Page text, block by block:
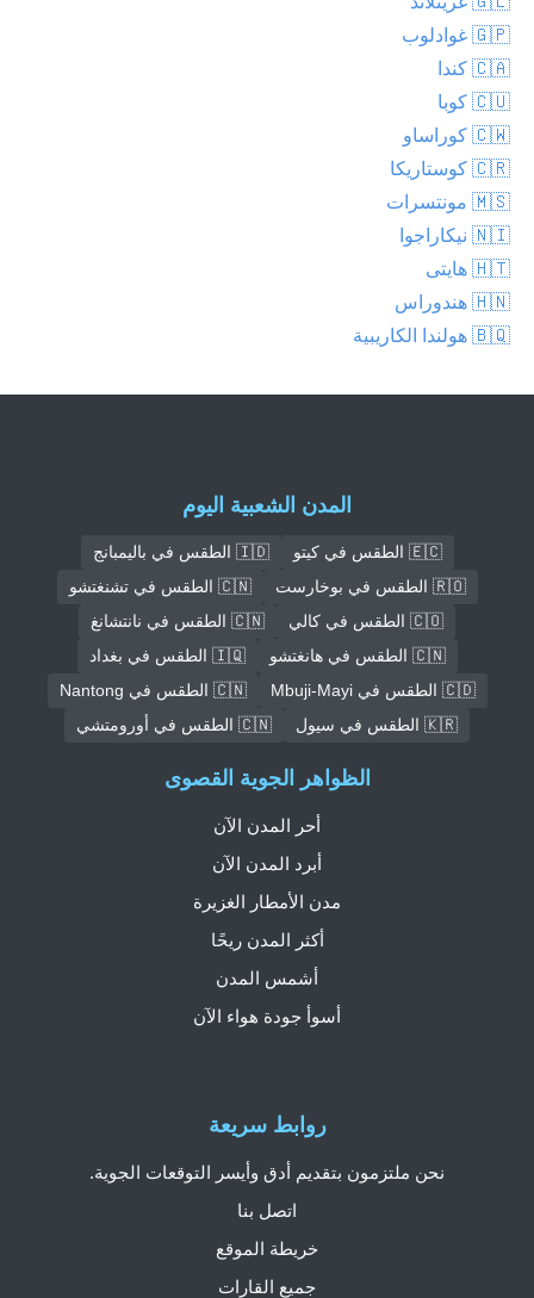
🇬🇵 غوادلوب
🇨🇦 كندا
🇨🇺 كوبا
🇨🇼 كوراساو
🇨🇷 كوستاريكا
🇲🇸 مونتسرات
🇳🇮 نيكاراجوا
🇭🇹 هايتى
🇭🇳 هندوراس
🇧🇶 هولندا الكاريبية
المدن الشعبية اليوم
🇪🇨 الطقس في كيتو
🇮🇩 الطقس في باليمبانج
🇷🇴 الطقس في بوخارست
🇨🇳 الطقس في تشنغتشو
🇨🇴 الطقس في كالي
🇨🇳 الطقس في نانتشانغ
🇨🇳 الطقس في هانغتشو
🇮🇶 الطقس في بغداد
🇨🇩 الطقس في Mbuji-Mayi
🇨🇳 الطقس في Nantong
🇰🇷 الطقس في سيول
🇨🇳 الطقس في أورومتشي
روابط سريعة
نحن ملتزمون بتقديم أدق وأيسر التوقعات الجوية.
اتصل بنا
خريطة الموقع
جميع القارات
الظواهر الجوية القصوى
أحر المدن الآن
أبرد المدن الآن
مدن الأمطار الغزيرة
أكثر المدن ريحًا
أشمس المدن
أسوأ جودة هواء الآن